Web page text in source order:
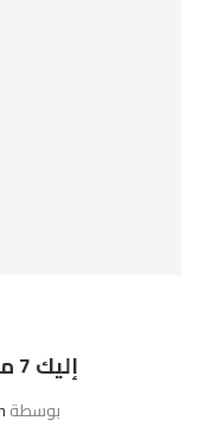
إليك 7 من افضل متاحف روما
بوسطة